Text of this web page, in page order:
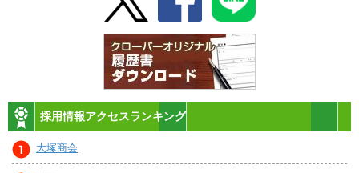
採用情報アクセスランキング
大塚商会